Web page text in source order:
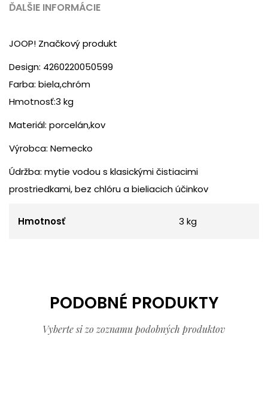
ĎALŠIE INFORMÁCIE
JOOP! Značkový produkt
Design: 4260220050599
Farba: biela,chróm
Hmotnosť:3 kg
Materiál: porcelán,kov
Výrobca: Nemecko
Údržba: mytie vodou s klasickými čistiacimi
prostriedkami, bez chlóru a bieliacich účinkov
Hmotnosť 3 kg
PODOBNÉ PRODUKTY
Vyberte si zo zoznamu podobných produktov